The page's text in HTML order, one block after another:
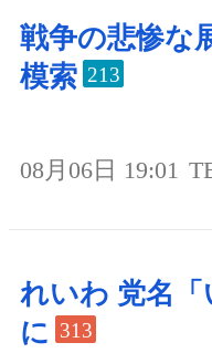
戦争の悲惨な
模索 213
08月06日 19:01
れいわ 党名「
に 313